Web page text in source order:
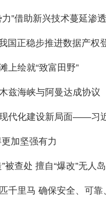
”借助新兴技术蔓延渗透
国正稳步推进数据产权
上绘就“致富田野”
兹海峡与阿曼达成协议
现代化建设新局面——习
加坚强有力
被查处 擅自“爆改”无人
千里马 确保安全、可靠